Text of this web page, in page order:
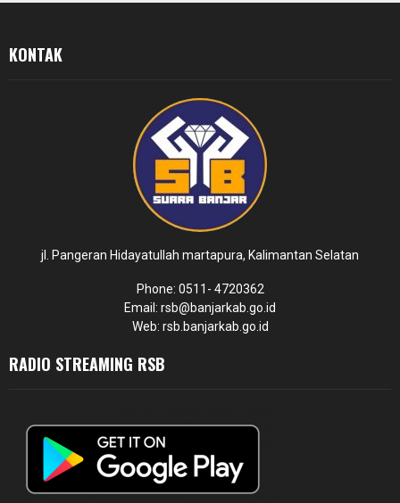
KONTAK
jl. Pangeran Hidayatullah martapura, Kalimantan Selatan
Phone: 0511- 4720362
Email: rsb@banjarkab.go.id
Web: rsb.banjarkab.go.id
RADIO STREAMING RSB